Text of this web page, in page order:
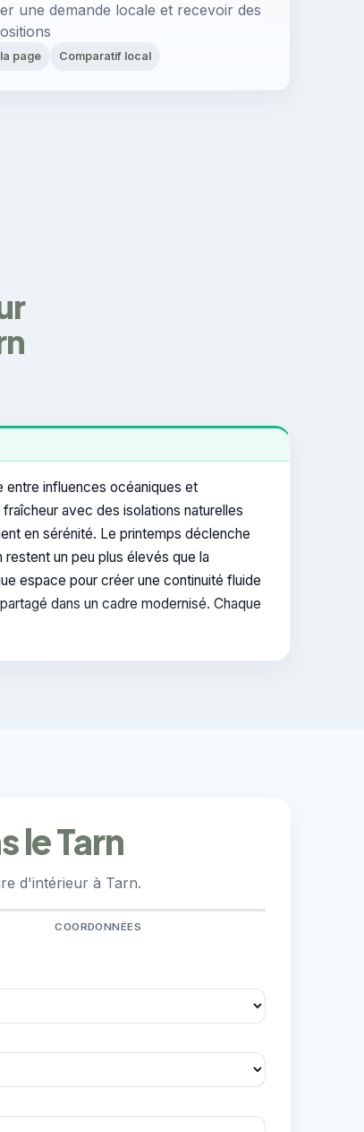
une demande locale et recevoir des
page Comparatif local
entre influences océaniques et
avec des isolations naturelles
en sérénité. Le printemps déclenche
un peu plus élevés que la
espace pour créer une continuité fluide
dans un cadre modernisé. Chaque
le Tarn
d'intérieur à Tarn.
COORDONNÉES